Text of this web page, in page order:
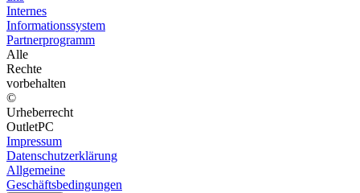
Internes
Informationssystem
Partnerprogramm
Alle
Rechte
vorbehalten
©
Urheberrecht
OutletPC
Impressum
Datenschutzerklärung
Allgemeine
Geschäftsbedingungen